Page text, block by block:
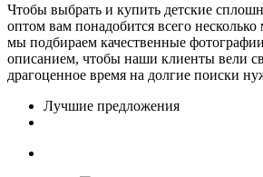
Чтобы выбрать и купить детские
оптом вам понадобится всего несколько
мы подбираем качественные
описанием, чтобы наши клиенты вели
драгоценное время на долгие поиски
Лучшие предложения